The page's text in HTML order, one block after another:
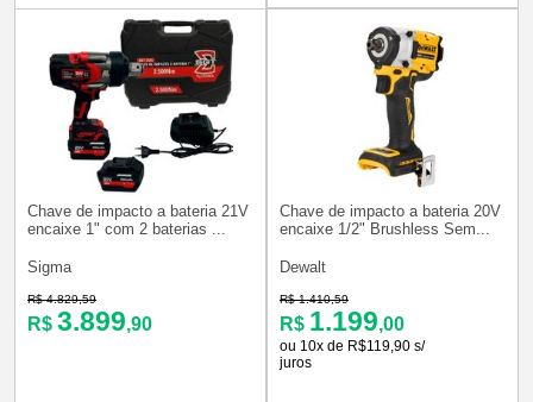
Chave de impacto a bateria 21V
encaixe 1" com 2 baterias ...
Sigma
R$ 4.829,59
R$ 3.899,90
Chave de impacto a bateria 20V
encaixe 1/2" Brushless Sem...
Dewalt
R$ 1.410,59
R$ 1.199,00
ou 10x de R$119,90 s/
juros